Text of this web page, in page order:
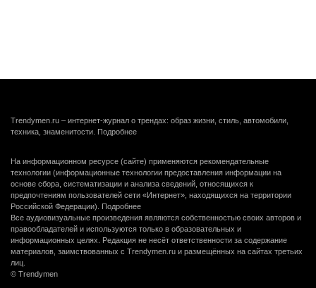
Trendymen.ru – интернет-журнал о трендах: образ жизни, стиль, автомобили,
техника, знаменитости. Подробнее
На информационном ресурсе (сайте) применяются рекомендательные
технологии (информационные технологии предоставления информации на
основе сбора, систематизации и анализа сведений, относящихся к
предпочтениям пользователей сети «Интернет», находящихся на территории
Российской Федерации). Подробнее
Все аудиовизуальные произведения являются собственностью своих авторов и
правообладателей и используются только в образовательных и
информационных целях. Редакция не несёт ответственности за содержание
материалов, заимствованных с Trendymen.ru и размещённых на сайтах третьих
лиц.
© Trendymen